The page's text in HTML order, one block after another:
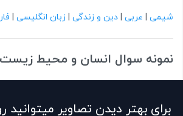
شیمی | عربی | دین و زندگی | زبان انگلیسی |
نمونه سوال انسان و محیط زیست-
برای بهتر دیدن تصاویر میتوانید